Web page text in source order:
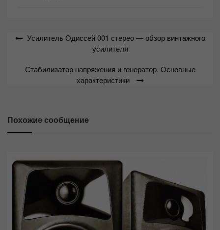
Навигация
записям
Усилитель Одиссей 001 стерео — обзор винтажного
усилителя
Стабилизатор напряжения и генератор. Основные
характеристики
Похожие сообщение